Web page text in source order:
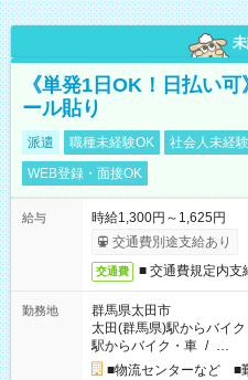
《単発1日OK！日払い
ール貼り
派遣 職種未経験OK 社会人未経
WEB登録・面接OK
給与
時給1,300円～1,625円
交通費別途支給あり
交通費 ■ 交通費規定内
勤務地
群馬県太田市
太田(群馬県)駅からバイ
駅からバイク・車 / …
■物流センターなど ■